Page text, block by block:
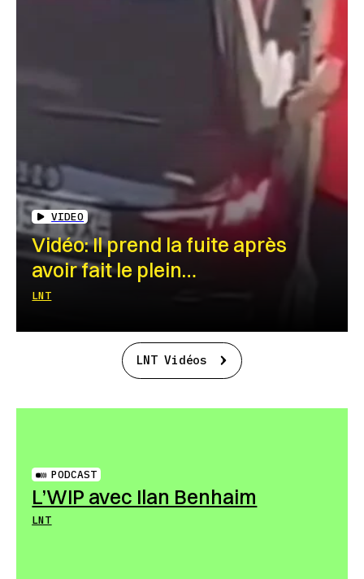
VIDEO
Vidéo: Il prend la fuite après
avoir fait le plein…
LNT
LNT Vidéos
PODCAST
L’WIP avec Ilan Benhaim
LNT